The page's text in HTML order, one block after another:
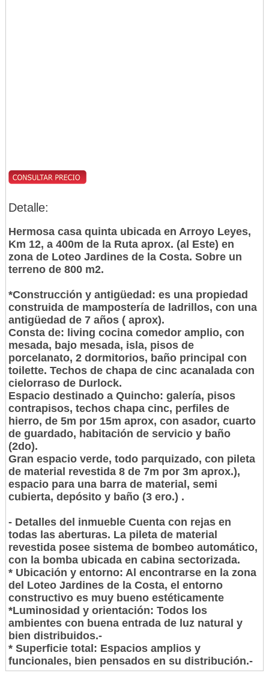
Detalle:
Hermosa casa quinta ubicada en Arroyo Leyes,
Km 12, a 400m de la Ruta aprox. (al Este) en
zona de Loteo Jardines de la Costa. Sobre un
terreno de 800 m2.
*Construcción y antigüedad: es una propiedad
construida de mampostería de ladrillos, con una
antigüedad de 7 años ( aprox).
Consta de: living cocina comedor amplio, con
mesada, bajo mesada, isla, pisos de
porcelanato, 2 dormitorios, baño principal con
toilette. Techos de chapa de cinc acanalada con
cielorraso de Durlock.
Espacio destinado a Quincho: galería, pisos
contrapisos, techos chapa cinc, perfiles de
hierro, de 5m por 15m aprox, con asador, cuarto
de guardado, habitación de servicio y baño
(2do).
Gran espacio verde, todo parquizado, con pileta
de material revestida 8 de 7m por 3m aprox.),
espacio para una barra de material, semi
cubierta, depósito y baño (3 ero.) .
- Detalles del inmueble Cuenta con rejas en
todas las aberturas. La pileta de material
revestida posee sistema de bombeo automático,
con la bomba ubicada en cabina sectorizada.
* Ubicación y entorno: Al encontrarse en la zona
del Loteo Jardines de la Costa, el entorno
constructivo es muy bueno estéticamente
*Luminosidad y orientación: Todos los
ambientes con buena entrada de luz natural y
bien distribuidos.-
* Superficie total: Espacios amplios y
funcionales, bien pensados en su distribución.-